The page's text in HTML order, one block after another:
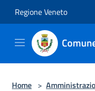
Regione Veneto
Home >